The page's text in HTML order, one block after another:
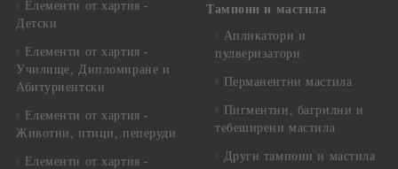
Елементи от хартия -
Детски
Елементи от хартия -
Училище, Дипломиране и
Абитуриентски
Елементи от хартия -
Животни, птици, пеперуди
Елементи от хартия -
Тампони и мастила
Апликатори и
пулверизатори
Перманентни мастила
Пигментни, багрилни и
тебеширени мастила
Други тампони и мастила